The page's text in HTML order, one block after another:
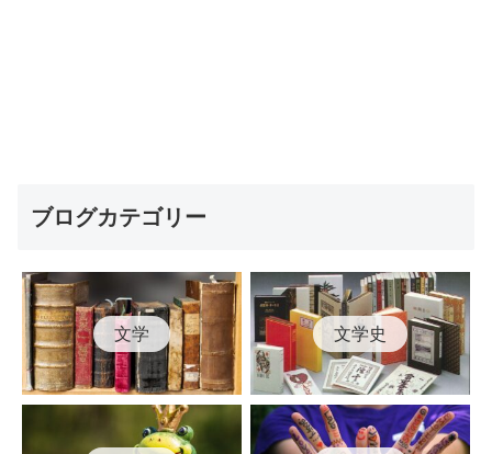
ブログカテゴリー
文学 文学史